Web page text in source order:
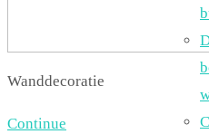
Wanddecoratie
Continue